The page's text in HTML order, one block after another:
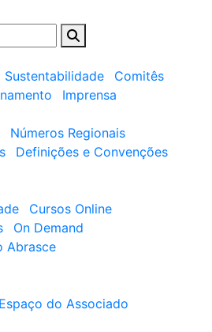
Sustentabilidade
Comitês
Imprensa
Números Regionais
Definições e Convenções
Cursos Online
On Demand
Abrasce
Espaço do Associado